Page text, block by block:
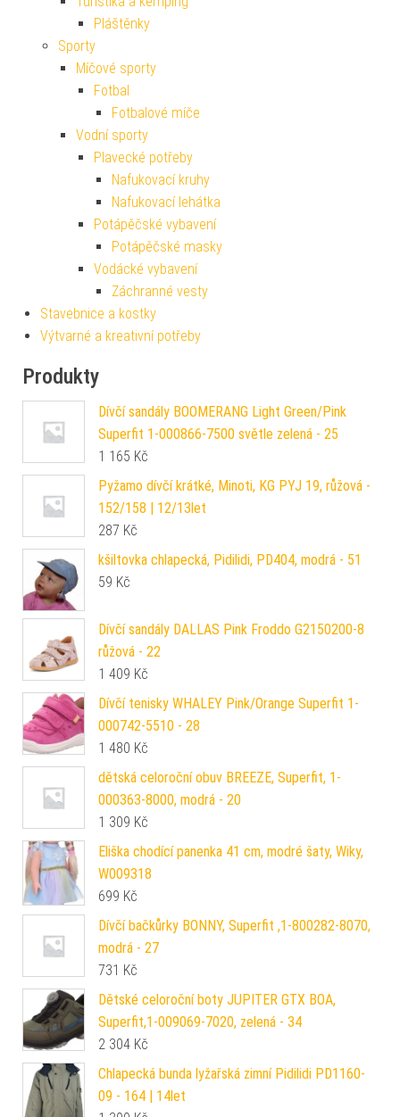
Pláštěnky
Sporty
Míčové sporty
Fotbal
Fotbalové míče
Vodní sporty
Plavecké potřeby
Nafukovací kruhy
Nafukovací lehátka
Potápěčské vybavení
Potápěčské masky
Vodácké vybavení
Záchranné vesty
Stavebnice a kostky
Výtvarné a kreativní potřeby
Produkty
Dívčí sandály BOOMERANG Light Green/Pink
Superfit 1-000866-7500 světle zelená - 25
1 165 Kč
Pyžamo dívčí krátké, Minoti, KG PYJ 19, růžová -
152/158 | 12/13let
287 Kč
kšiltovka chlapecká, Pidilidi, PD404, modrá - 51
59 Kč
Dívčí sandály DALLAS Pink Froddo G2150200-8
růžová - 22
1 409 Kč
Dívčí tenisky WHALEY Pink/Orange Superfit 1-
000742-5510 - 28
1 480 Kč
dětská celoroční obuv BREEZE, Superfit, 1-
000363-8000, modrá - 20
1 309 Kč
Eliška chodící panenka 41 cm, modré šaty, Wiky,
W009318
699 Kč
Dívčí bačkůrky BONNY, Superfit ,1-800282-8070,
modrá - 27
731 Kč
Dětské celoroční boty JUPITER GTX BOA,
Superfit,1-009069-7020, zelená - 34
2 304 Kč
Chlapecká bunda lyžařská zimní Pidilidi PD1160-
09 - 164 | 14let